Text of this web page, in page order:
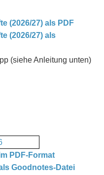
(2026/27) als PDF
(2026/27) als
(siehe Anleitung unten)
PDF-Format
Goodnotes-Datei